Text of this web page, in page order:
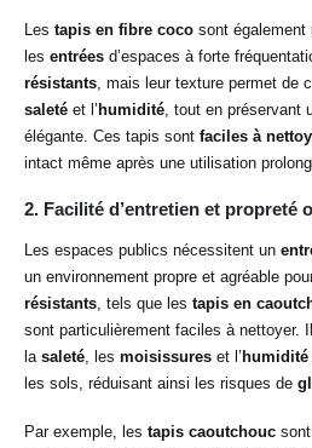
Les tapis en fibre coco sont également
les entrées d’espaces à forte
résistants , mais leur texture permet de
saleté et l’ humidité , tout en préservant
élégante. Ces tapis sont faciles à
intact même après une utilisation
2. Facilité d’entretien et propreté
Les espaces publics nécessitent un
un environnement propre et agréable
résistants , tels que les tapis en
sont particulièrement faciles à nettoyer.
la saleté , les moisissures et l’humidité
les sols, réduisant ainsi les risques de
Par exemple, les tapis caoutchouc